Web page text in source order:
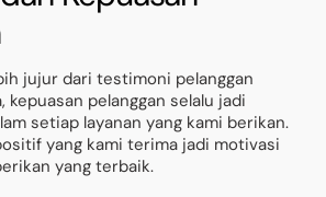
jujur dari testimoni pelanggan
kepuasan pelanggan selalu jadi
setiap layanan yang kami berikan.
yang kami terima jadi motivasi
yang terbaik.